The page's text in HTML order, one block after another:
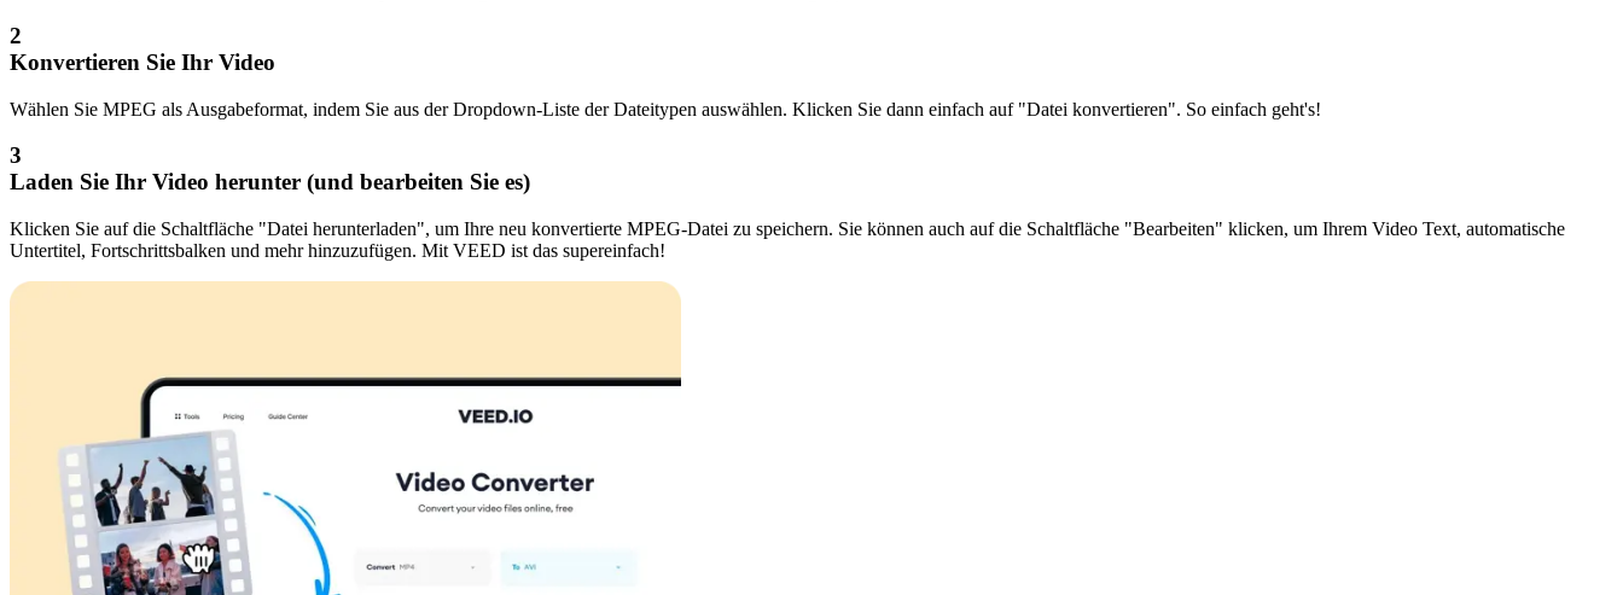
2
Konvertieren Sie Ihr Video
Wählen Sie MPEG als Ausgabeformat, indem Sie aus der Dropdown-Liste der Dateitypen auswählen. Klicken Sie dann einfach auf "Datei konvertieren". So einfach geht's!
3
Laden Sie Ihr Video herunter (und bearbeiten Sie es)
Klicken Sie auf die Schaltfläche "Datei herunterladen", um Ihre neu konvertierte MPEG-Datei zu speichern. Sie können auch auf die Schaltfläche "Bearbeiten" klicken, um Ihrem Video Text, automatische
Untertitel, Fortschrittsbalken und mehr hinzuzufügen. Mit VEED ist das supereinfach!